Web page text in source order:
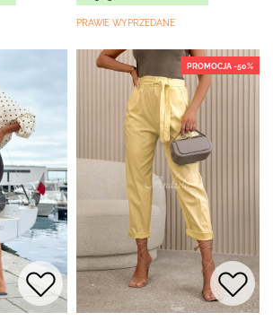
PRAWIE WYPRZEDANE
PROMOCJA -50%